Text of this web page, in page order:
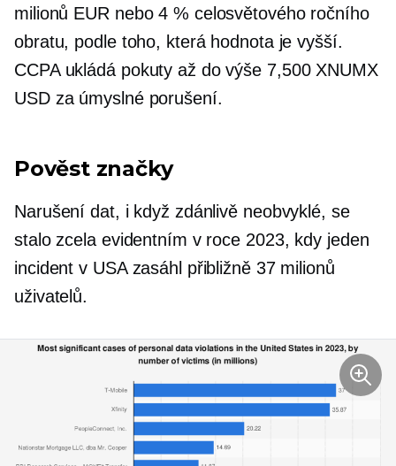
milionů EUR nebo 4 % celosvětového ročního
obratu, podle toho, která hodnota je vyšší.
CCPA ukládá pokuty až do výše 7,500 XNUMX
USD za úmyslné porušení.
Pověst značky
Narušení dat, i když zdánlivě neobvyklé, se
stalo zcela evidentním v roce 2023, kdy jeden
incident v USA zasáhl přibližně 37 milionů
uživatelů.